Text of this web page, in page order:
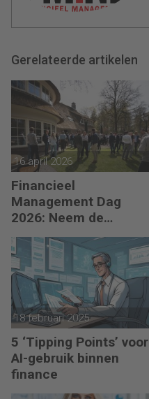
Gerelateerde artikelen
16 april 2026
Financieel
Management Dag
2026: Neem de
toekomst in eigen
hand
18 februari 2025
5 ‘Tipping Points’ voor
AI-gebruik binnen
finance